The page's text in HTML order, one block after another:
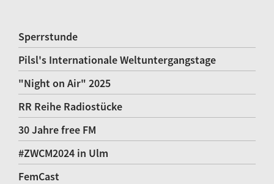
Sperrstunde
Pilsl's Internationale Weltuntergangstage
"Night on Air" 2025
RR Reihe Radiostücke
30 Jahre free FM
#ZWCM2024 in Ulm
FemCast